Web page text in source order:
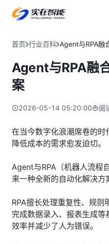
人人都会用的智能体
智能文档审阅平台
实在 RPA 机器人
可靠的机器人终端
实在 RPA 控制器
强大的智能中枢
全面支持国产信创生态
实在取数宝
一键提数整合，洞察更高效
通信运营商
跨境电商
能源及制造业
医药行业
更多行业客户
金融
运营商
店铺运营 | 私域运营 | 数据运
统计税务 | 行政审批 | 基层
烟草
制造业
订单生成 | 库存管控 | 物流监
司法
智能辅办 | 要素提取 | 自动立
人才数字化
资源与支持
实在学院
智能体市场
客户支持
关于实在
媒体报道
视频动态
加入我们
首页 行业百科 Agent与RPA融
Agent与RPA融
案
2026-05-14 05:20:00 阅
在当今数字化浪潮席卷的时
降低成本的需求愈发迫切。
Agent与RPA（机器人流程
来一种全新的自动化解决方
RPA擅长处理重复性、规
完成数据录入、报表生成
效率并减少了人为错误。